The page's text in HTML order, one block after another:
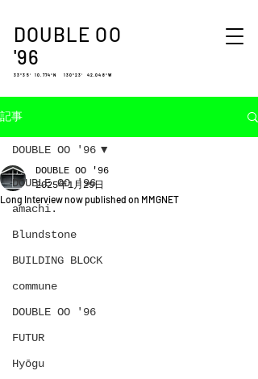
DOUBLE OO
'96
33°35′ 10.774″N 130°23′ 42.048″W
記事
DOUBLE OO '96
amachi.
Blundstone
BUILDING BLOCK
commune
DOUBLE OO '96
FUTUR
Hyōgu
DOUBLE OO '96
Long Interview now published on MMGNET
DOUBLE OO '96
2025年1月29日